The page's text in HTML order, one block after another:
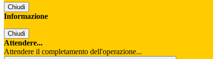
Chiudi
Informazione
Chiudi
Attendere...
Attendere il completamento dell'operazione...